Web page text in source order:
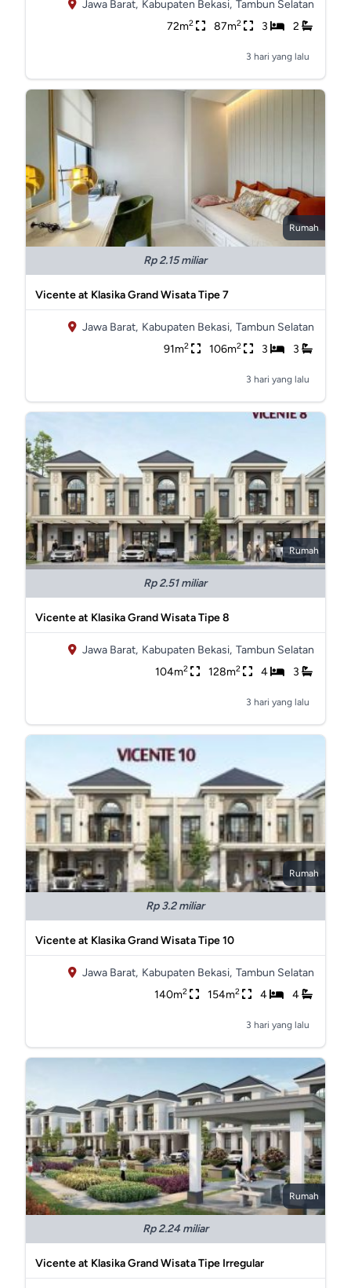
Jawa Barat, Kabupaten Bekasi, Tambun Selatan
72m2 87m2 3 2
3 hari yang lalu
Rumah
Rp 2.15 miliar
Vicente at Klasika Grand Wisata Tipe 7
Jawa Barat, Kabupaten Bekasi, Tambun Selatan
91m2 106m2 3 3
3 hari yang lalu
Rumah
Rp 2.51 miliar
Vicente at Klasika Grand Wisata Tipe 8
Jawa Barat, Kabupaten Bekasi, Tambun Selatan
104m2 128m2 4 3
3 hari yang lalu
Rumah
Rp 3.2 miliar
Vicente at Klasika Grand Wisata Tipe 10
Jawa Barat, Kabupaten Bekasi, Tambun Selatan
140m2 154m2 4 4
3 hari yang lalu
Rumah
Rp 2.24 miliar
Vicente at Klasika Grand Wisata Tipe Irregular